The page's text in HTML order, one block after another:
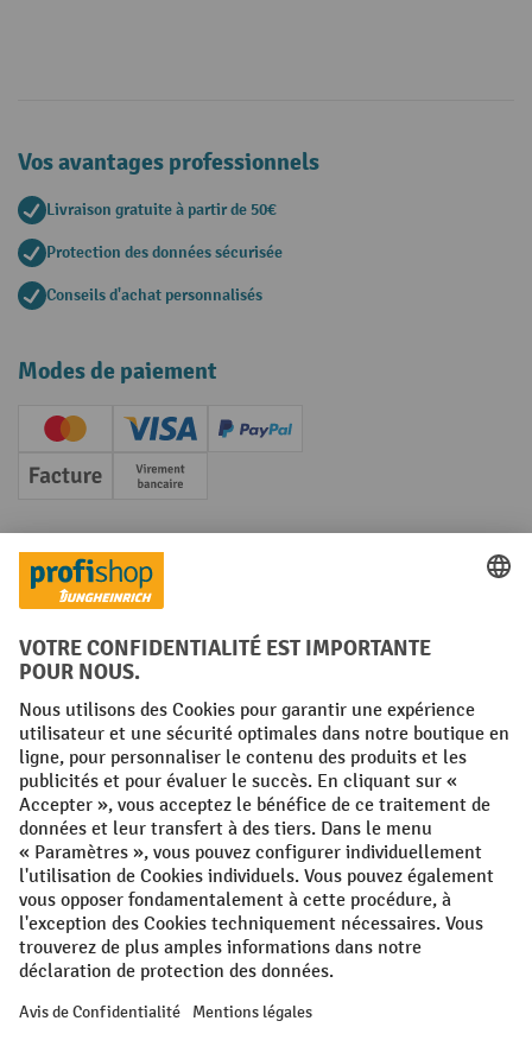
Vos avantages professionnels
Livraison gratuite à partir de 50€
Protection des données sécurisée
Conseils d'achat personnalisés
Modes de paiement
Creditcard (Master)Creditcard (Visa)
PayPal
Facture Paiement anticipé
Réseaux sociaux
Facebook
YouTube
LinkedInInstagram
Conditions générales Mentions légales
Protection des Données Politique de cookies
All prices excl. VAT plusshipping costsand possible delivery charges,
if not stated otherwise.
¹ La remise est valable jusqu'à épuisement des stocks. La remise ne
s'applique pas aux prix spéciaux. Il n'est pas possible de le combiner
avec d'autres réductions en pourcentage ou bons de réduction. | ² Une
réduction unique est offerte lors de la première inscription à la
toute commande d'un montant net minimum de 250 €. Le pourcentage